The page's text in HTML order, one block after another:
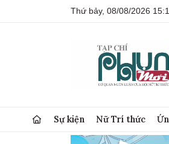
Thứ bảy, 08/08/2026
Sự kiện Nữ Trí thức